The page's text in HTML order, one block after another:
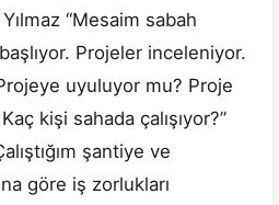
“Mesaim sabah
Projeler inceleniyor.
uyuluyor mu? Proje
kişi sahada çalışıyor?”
şantiye ve
göre iş zorlukları